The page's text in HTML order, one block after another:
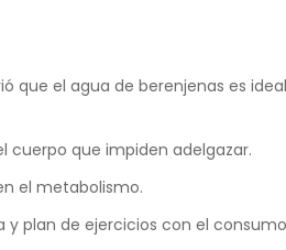
que el agua de berenjenas es
cuerpo que impiden adelgazar.
el metabolismo.
plan de ejercicios con el